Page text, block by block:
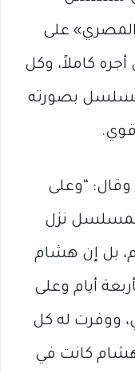
على
كاملاً، وكل
بصورته
وقال: “وعلى
نزل
بل إن هشام
أيام وعلى
ووفرت له كل
كانت في